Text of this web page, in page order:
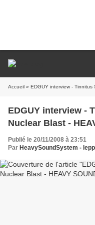
Accueil » EDGUY interview - Tinnitus
EDGUY interview -
Nuclear Blast -
Publié le 20/11/2008 à 23:51
Par HeavySoundSystem -